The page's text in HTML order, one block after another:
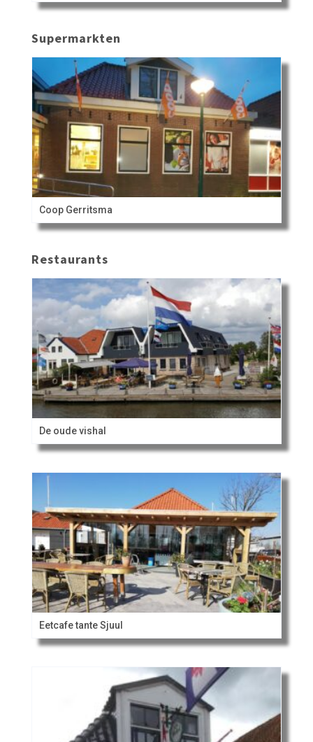
Supermarkten
Coop Gerritsma
Restaurants
De oude vishal
Eetcafe tante Sjuul